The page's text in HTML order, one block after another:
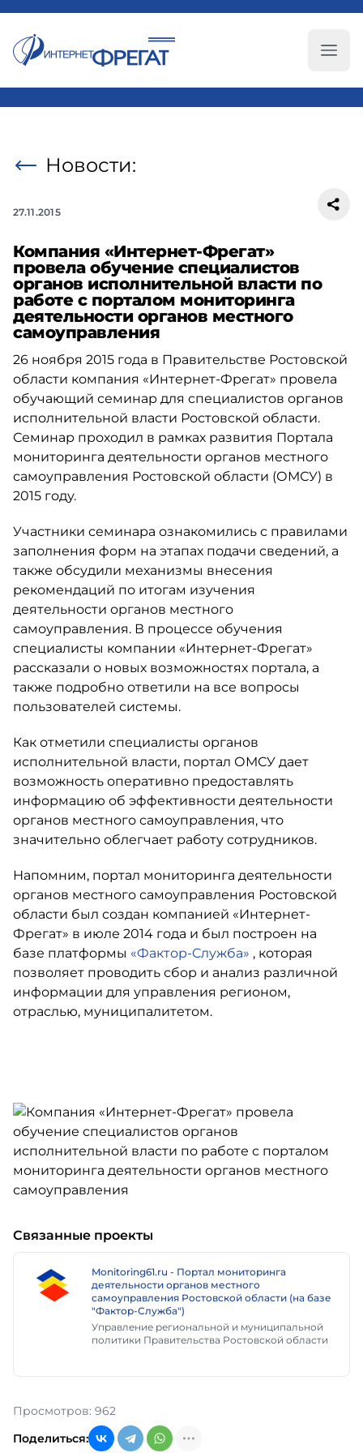
Новости:
27.11.2015
Компания «Интернет-Фрегат»
провела обучение специалистов
органов исполнительной власти по
работе с порталом мониторинга
деятельности органов местного
самоуправления
26 ноября 2015 года в Правительстве Ростовской
области компания «Интернет-Фрегат» провела
обучающий семинар для специалистов органов
исполнительной власти Ростовской области.
Семинар проходил в рамках развития Портала
мониторинга деятельности органов местного
самоуправления Ростовской области (ОМСУ) в
2015 году.
Участники семинара ознакомились с правилами
заполнения форм на этапах подачи сведений, а
также обсудили механизмы внесения
рекомендаций по итогам изучения
деятельности органов местного
самоуправления. В процессе обучения
специалисты компании «Интернет-Фрегат»
рассказали о новых возможностях портала, а
также подробно ответили на все вопросы
пользователей системы.
Как отметили специалисты органов
исполнительной власти, портал ОМСУ дает
возможность оперативно предоставлять
информацию об эффективности деятельности
органов местного самоуправления, что
значительно облегчает работу сотрудников.
Напомним, портал мониторинга деятельности
органов местного самоуправления Ростовской
области был создан компанией «Интернет-
Фрегат» в июле 2014 года и был построен на
базе платформы «Фактор-Cлужба» , которая
позволяет проводить сбор и анализ различной
информации для управления регионом,
отраслью, муниципалитетом.
Связанные проекты
Monitoring61.ru - Портал мониторинга
деятельности органов местного
самоуправления Ростовской области (на базе
"Фактор-Служба")
Управление региональной и муниципальной
политики Правительства Ростовской области
Просмотров: 962
Поделиться: